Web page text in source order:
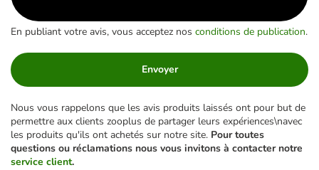
En publiant votre avis, vous acceptez nos conditions de publication.
Envoyer
Nous vous rappelons que les avis produits laissés ont pour but de
permettre aux clients zooplus de partager leurs expériences\navec
les produits qu'ils ont achetés sur notre site. Pour toutes
questions ou réclamations nous vous invitons à contacter notre
service client.